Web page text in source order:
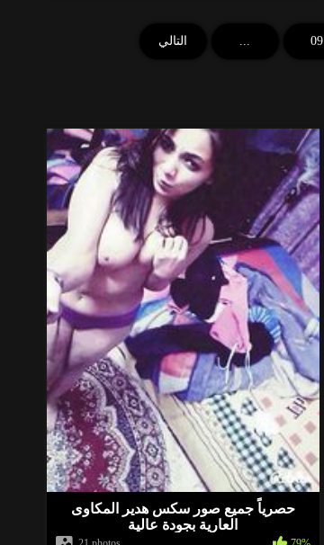
09 التالي
حصرياً جميع صور سكس هدير المكاوى
العارية بجودة عالية